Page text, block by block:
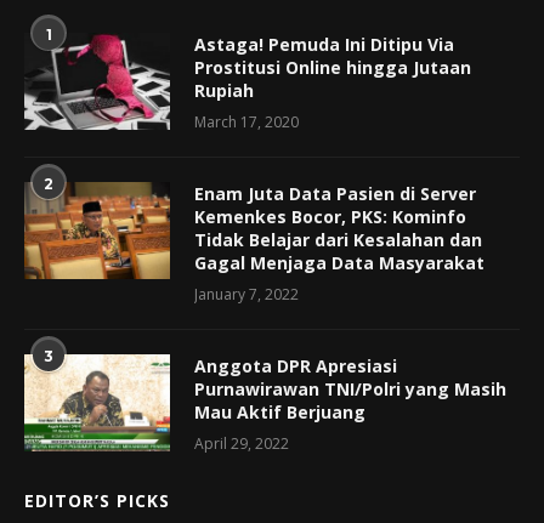
1
Astaga! Pemuda Ini Ditipu Via
Prostitusi Online hingga Jutaan
Rupiah
March 17, 2020
2
Enam Juta Data Pasien di Server
Kemenkes Bocor, PKS: Kominfo
Tidak Belajar dari Kesalahan dan
Gagal Menjaga Data Masyarakat
January 7, 2022
3
Anggota DPR Apresiasi
Purnawirawan TNI/Polri yang Masih
Mau Aktif Berjuang
April 29, 2022
EDITOR’S PICKS